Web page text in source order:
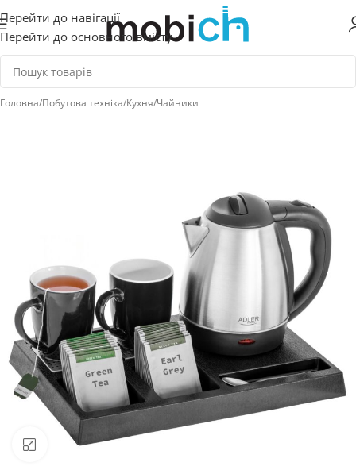
Перейти до навігації
Перейти до основного вмісту
Головна/Побутова техніка/Кухня/Чайники
Натисніть, щоб збільшити